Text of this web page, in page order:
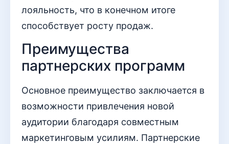
лояльность, что в конечном итоге
способствует росту продаж.
Преимущества
партнерских программ
Основное преимущество заключается в
возможности привлечения новой
аудитории благодаря совместным
маркетинговым усилиям. Партнерские